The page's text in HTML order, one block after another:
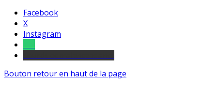
Facebook
X
Instagram
Bouton retour en haut de la page